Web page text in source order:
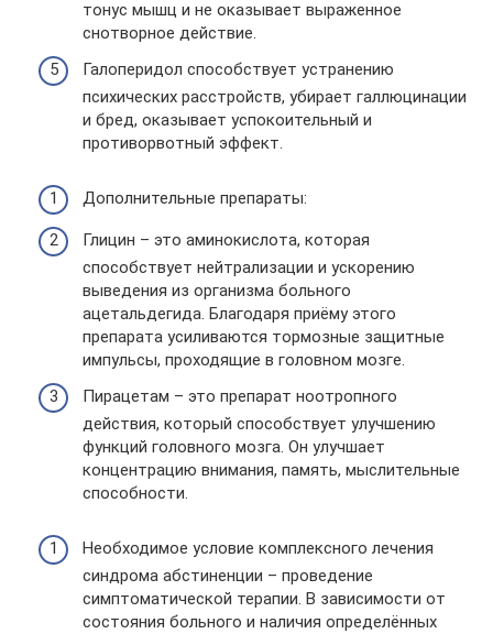
тонус мышц и не оказывает выраженное
снотворное действие.
Галоперидол способствует устранению
психических расстройств, убирает галлюцинации
и бред, оказывает успокоительный и
противорвотный эффект.
Дополнительные препараты:
Глицин – это аминокислота, которая
способствует нейтрализации и ускорению
выведения из организма больного
ацетальдегида. Благодаря приёму этого
препарата усиливаются тормозные защитные
импульсы, проходящие в головном мозге.
Пирацетам – это препарат ноотропного
действия, который способствует улучшению
функций головного мозга. Он улучшает
концентрацию внимания, память, мыслительные
способности.
Необходимое условие комплексного лечения
синдрома абстиненции – проведение
симптоматической терапии. В зависимости от
состояния больного и наличия определённых